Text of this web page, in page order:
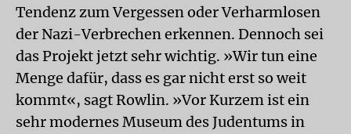
Tendenz zum Vergessen oder Verharmlosen
der Nazi-Verbrechen erkennen. Dennoch sei
das Projekt jetzt sehr wichtig. »Wir tun eine
Menge dafür, dass es gar nicht erst so weit
kommt«, sagt Rowlin. »Vor Kurzem ist ein
sehr modernes Museum des Judentums in